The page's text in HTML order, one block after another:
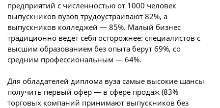
предприятий с численностью от 1000 человек
выпускников вузов трудоустраивают 82%, а
выпускников колледжей — 85%. Малый бизнес
традиционно ведет себя осторожнее: специалистов с
высшим образованием без опыта берут 69%, со
средним профессиональным — 64%.
Для обладателей диплома вуза самые высокие шансы
получить первый офер — в сфере продаж (83%
торговых компаний принимают выпускников без